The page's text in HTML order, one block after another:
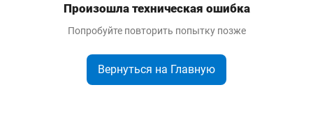
Произошла техническая ошибка
Попробуйте повторить попытку позже
Вернуться на Главную